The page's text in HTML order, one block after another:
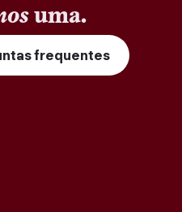
uma.
frequentes